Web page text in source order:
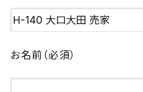
お名前 （必須）